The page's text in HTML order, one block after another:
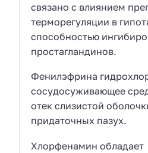
связано с влиянием
терморегуляции в
способностью
простагландинов.
Фенилэфрина
сосудосуживающее
отек слизистой
придаточных пазух.
Хлорфенамин обладает